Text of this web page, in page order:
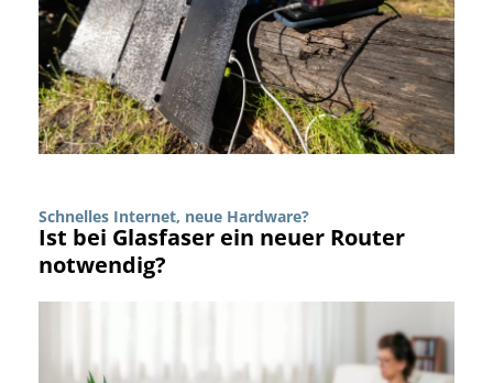
Schnelles Internet, neue Hardware?
Ist bei Glasfaser ein neuer Router
notwendig?